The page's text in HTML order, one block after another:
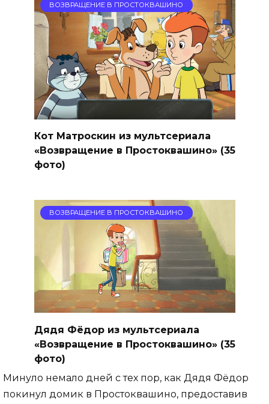
ВОЗВРАЩЕНИЕ В ПРОСТОКВАШИНО
Кот Матроскин из мультсериала
«Возвращение в Простоквашино» (35
фото)
ВОЗВРАЩЕНИЕ В ПРОСТОКВАШИНО
Дядя Фёдор из мультсериала
«Возвращение в Простоквашино» (35
фото)
Минуло немало дней с тех пор, как Дядя Фёдор
покинул домик в Простоквашино, предоставив